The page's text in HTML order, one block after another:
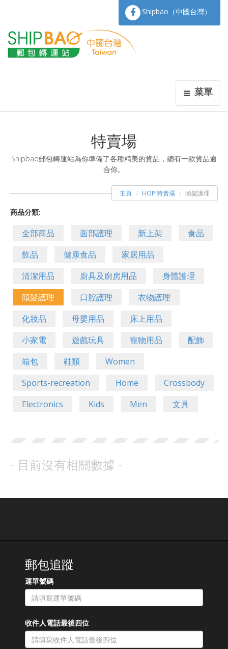
菜單
Shipbao（中國台灣）
特賣場
Shipbao郵包轉運站為你準備了各種精美的貨品，總有一款貨品適
合你。
主頁 HOP!特賣場 頭髮護理
商品分類:
全部商品 面部護理 新上架
食品
飲品
健康食品
家居用品
清潔用品
廚具及廚房用品
身體護理
頭髮護理
口腔護理
衣物護理
化妝品
母嬰用品
床上用品
小家電
遊戲玩具 寵物用品
配飾
箱包
鞋類
Women
Sports-recreation
Home
Crossbody
Electronics
Kids Men 文具
- 目前沒有相關數據 -
郵包追蹤
運單號碼
收件人電話最後四位